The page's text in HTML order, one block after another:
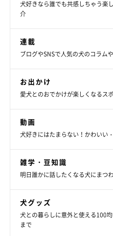
犬好きなら誰でも共感しちゃう楽
介
連載
ブログやSNSで人気の犬のコラム
お出かけ
愛犬とのおでかけが楽しくなるス
動画
犬好きにはたまらない！かわいい
雑学・豆知識
明日誰かに話したくなる犬にまつ
犬グッズ
犬との暮らしに意外と使える100
まで